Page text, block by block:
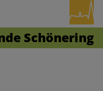
Schönering